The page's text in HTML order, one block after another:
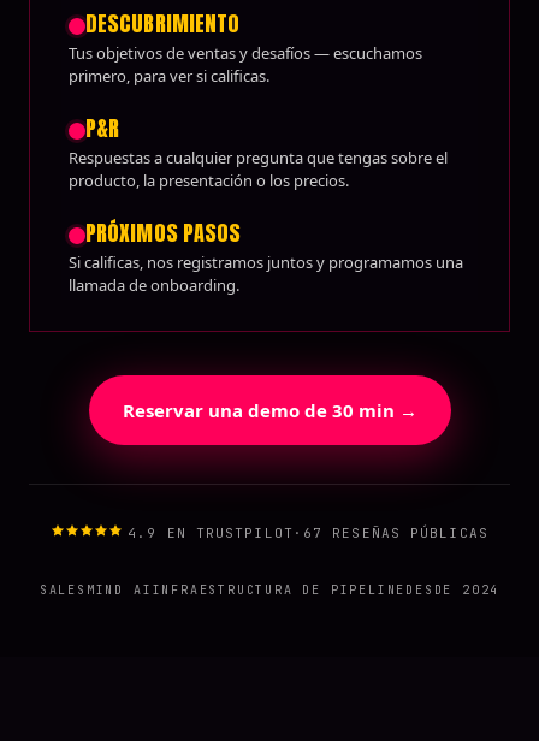
DESCUBRIMIENTO
Tus objetivos de ventas y desafíos — escuchamos
primero, para ver si calificas.
P&R
Respuestas a cualquier pregunta que tengas sobre el
producto, la presentación o los precios.
PRÓXIMOS PASOS
Si calificas, nos registramos juntos y programamos una
llamada de onboarding.
Reservar una demo de 30 min →
4.9 EN TRUSTPILOT · 67 RESEÑAS PÚBLICAS
SALESMIND AI INFRAESTRUCTURA DE PIPELINE DESDE 2024